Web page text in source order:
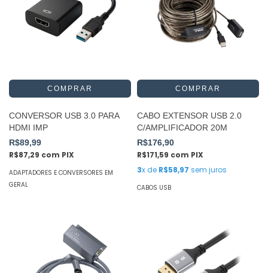
CONVERSOR USB 3.0 PARA
HDMI IMP
R$89,99
R$87,29 com PIX
ADAPTADORES E CONVERSORES EM
GERAL
CABO EXTENSOR USB 2.0
C/AMPLIFICADOR 20M
R$176,90
R$171,59 com PIX
3x de R$58,97 sem juros
CABOS USB